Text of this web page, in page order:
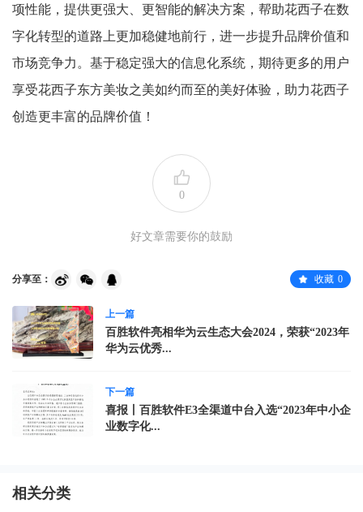
项性能，提供更强大、更智能的解决方案，帮助花西子在数
字化转型的道路上更加稳健地前行，进一步提升品牌价值和
市场竞争力。基于稳定强大的信息化系统，期待更多的用户
享受花西子东方美妆之美如约而至的美好体验，助力花西子
创造更丰富的品牌价值！
0
好文章需要你的鼓励
分享至： 收藏 0
上一篇
百胜软件亮相华为云生态大会2024，荣获“2023年
华为云优秀...
下一篇
喜报丨百胜软件E3全渠道中台入选“2023年中小企
业数字化...
相关分类